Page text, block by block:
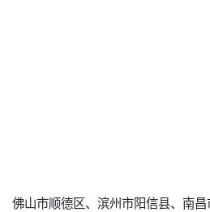
佛山市顺德区、滨州市阳信县、南